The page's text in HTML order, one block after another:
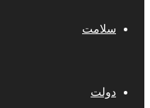
سلامت
دولت